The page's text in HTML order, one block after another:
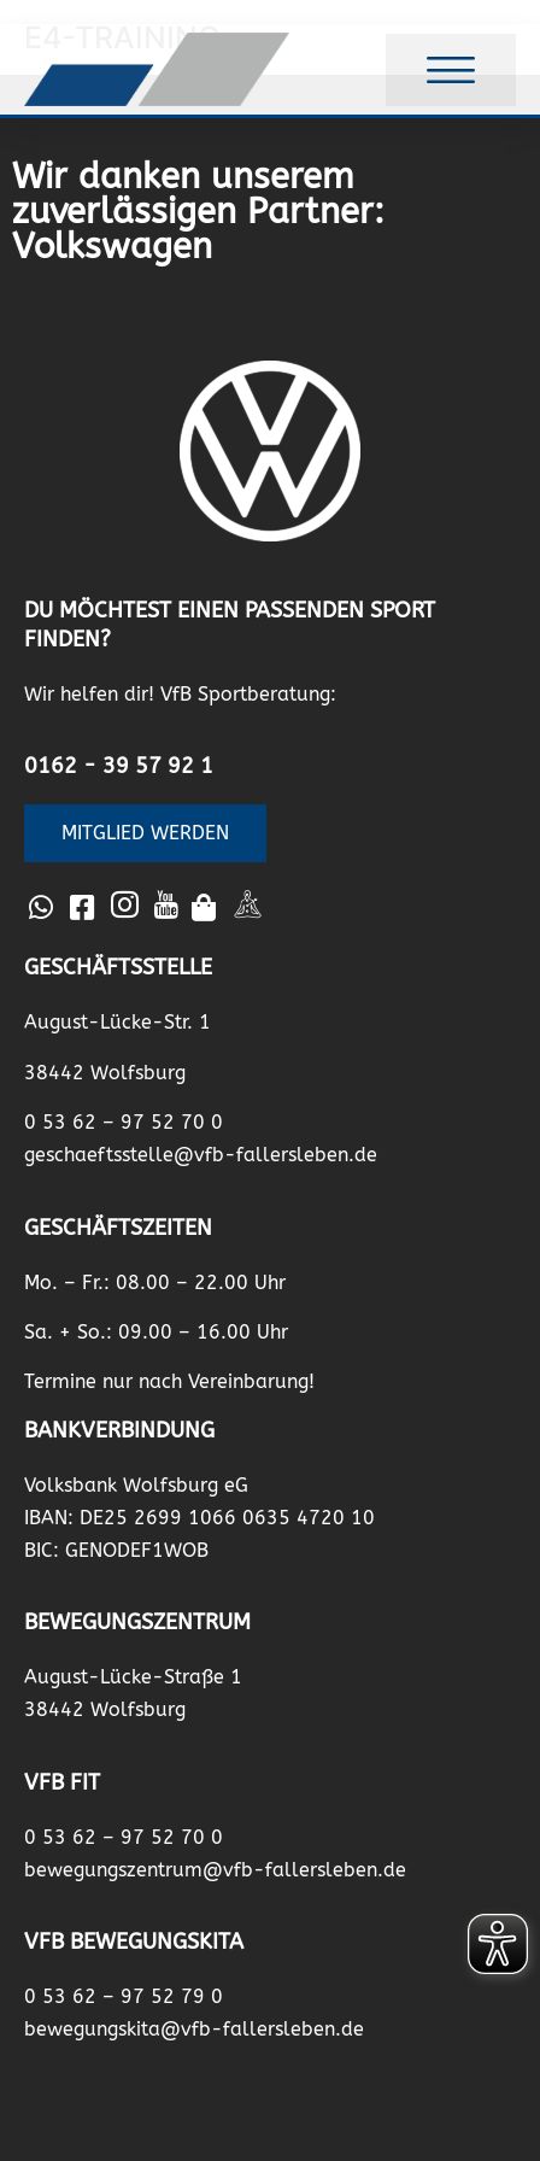
E4-TRAINING
Wir danken unserem
zuverlässigen Partner:
Volkswagen
DU MÖCHTEST EINEN PASSENDEN SPORT
FINDEN?
Wir helfen dir! VfB Sportberatung:
0162 - 39 57 92 1
MITGLIED WERDEN
GESCHÄFTSSTELLE
August-Lücke-Str. 1
38442 Wolfsburg
0 53 62 – 97 52 70 0
geschaeftsstelle@vfb-fallersleben.de
GESCHÄFTSZEITEN
Mo. – Fr.: 08.00 – 22.00 Uhr
Sa. + So.: 09.00 – 16.00 Uhr
Termine nur nach Vereinbarung!
BANKVERBINDUNG
Volksbank Wolfsburg eG
IBAN: DE25 2699 1066 0635 4720 10
BIC: GENODEF1WOB
BEWEGUNGSZENTRUM
August-Lücke-Straße 1
38442 Wolfsburg
VFB FIT
0 53 62 – 97 52 70 0
bewegungszentrum@vfb-fallersleben.de
VFB BEWEGUNGSKITA
0 53 62 – 97 52 79 0
bewegungskita@vfb-fallersleben.de